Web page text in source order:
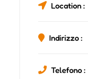
Location :
Indirizzo :
Telefono :